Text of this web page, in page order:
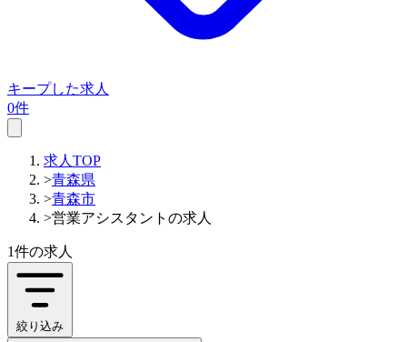
キープした求人
0件
求人TOP
>青森県
>青森市
>営業アシスタントの求人
1件の求人
絞り込み